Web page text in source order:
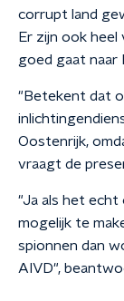
corrupt land
Er zijn ook heel
goed gaat naar
"Betekent dat
Oostenrijk,
vraagt de
"Ja als het echt
mogelijk te
spionnen dan
AIVD",